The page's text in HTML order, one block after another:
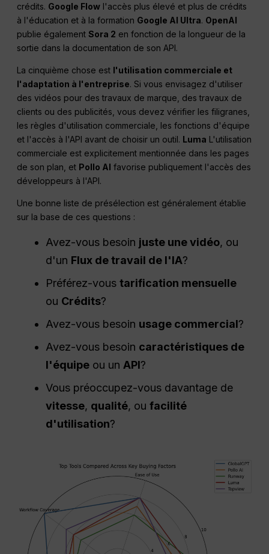
crédits. Google Flow l'accès plus élevé et plus de crédits
à l'éducation et à la formation Google AI Ultra. OpenAI
publie égalementSora 2 en fonction de la longueur de la
sortie dans la documentation de son API.
La cinquième chose est l'utilisation commerciale et
l'adaptation à l'entreprise. Si vous envisagez d'utiliser
des vidéos pour des travaux de marque, des travaux de
clients ou des publicités, vous devez vérifier les filigranes,
les règles d'utilisation commerciale, les fonctions d'équipe
et l'accès à l'API avant de choisir un outil. Luma L'utilisation
commerciale est explicitement mentionnée dans les pages
de son plan, et Pollo AI favorise publiquement l'accès des
développeurs à l'API.
Une bonne liste de présélection est généralement établie
sur la base de ces questions :
Avez-vous besoin juste une vidéo, ou
d'un Flux de travail de l'IA?
Préférez-voustarification mensuelle
ou Crédits?
Avez-vous besoin usage commercial?
Avez-vous besoin caractéristiques de
l'équipe ou unAPI?
Vous préoccupez-vous davantage de
vitesse, qualité, oufacilité
d'utilisation?